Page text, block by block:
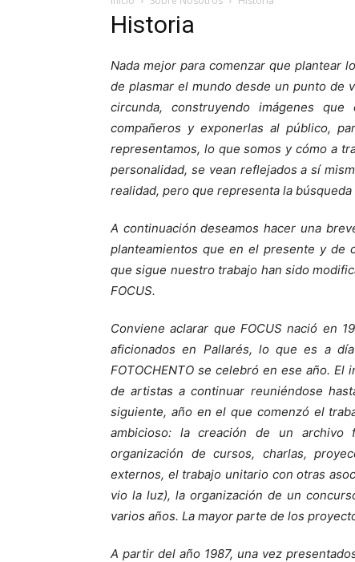
Historia
Nada mejor para comenzar que plantear
de plasmar el mundo desde un punto de
circunda, construyendo imágenes
compañeros y exponerlas al público,
representamos, lo que somos y cómo a
personalidad, se vean reflejados a sí
realidad, pero que representa la
A continuación deseamos hacer una
planteamientos que en el presente y de
que sigue nuestro trabajo han sido
FOCUS.
Conviene aclarar que FOCUS nació en
aficionados en Pallarés, lo que es a
FOTOCHENTO se celebró en ese año.
de artistas a continuar reuniéndose
siguiente, año en el que comenzó el
ambicioso: la creación de un
organización de cursos, charlas,
externos, el trabajo unitario con otras
vio la luz), la organización de un
varios años. La mayor parte de los
A partir del año 1987, una vez